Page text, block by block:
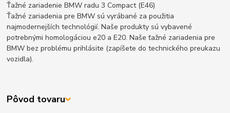
Ťažné zariadenie BMW radu 3 Compact (E46)
Ťažné zariadenia pre BMW sú vyrábané za použitia
najmodernejších technológií. Naše produkty sú vybavené
potrebnými homologáciou e20 a E20. Naše ťažné zariadenia pre
BMW bez problému prihlásite (zapíšete do technického preukazu
vozidla).
Pôvod tovaru